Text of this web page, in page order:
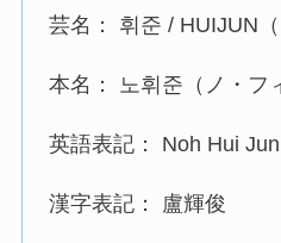
芸名： 휘준 / HUIJUN（
本名： 노휘준（ノ・フ
英語表記： Noh Hui Jun
漢字表記： 盧輝俊